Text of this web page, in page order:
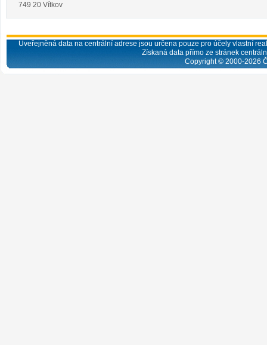
749 20 Vítkov
Uveřejněná data na centrální adrese jsou určena pouze pro účely vlastní
Získaná data přímo ze stránek
Copyright © 2000-2026